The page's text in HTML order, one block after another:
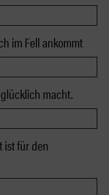
im Fell ankommt
macht.
ist für den